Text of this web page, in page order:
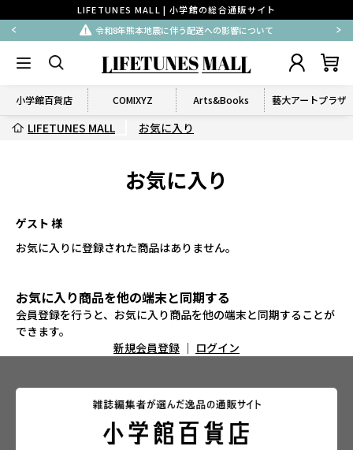
LIFETUNES MALL | 小学館の総合通販サイト
令和8年熊本地震に伴う配送への影響について
小学館百貨店 COMIXYZ Arts&Books 藝大アートプラザ
LIFETUNES MALL お気に入り
お気に入り
ゲスト 様
お気に入りに登録された商品はありません。
お気に入り商品を他の端末と同期する
会員登録を行うと、お気に入り商品を他の端末と同期することが
できます。
新規会員登録 ｜ ログイン